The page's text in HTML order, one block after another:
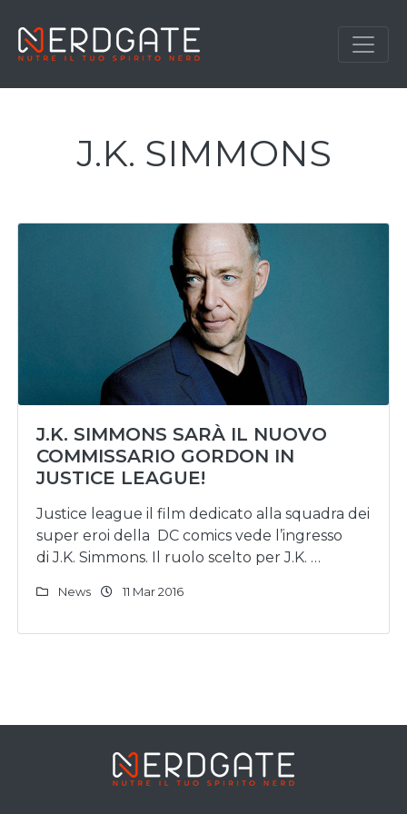
J.K. SIMMONS
J.K. SIMMONS SARÀ IL NUOVO
COMMISSARIO GORDON IN
JUSTICE LEAGUE!
Justice league il film dedicato alla squadra dei
super eroi della DC comics vede l’ingresso
di J.K. Simmons. Il ruolo scelto per J.K. …
News 11 Mar 2016